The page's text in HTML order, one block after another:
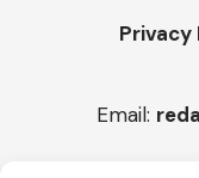
Privacy
Email: